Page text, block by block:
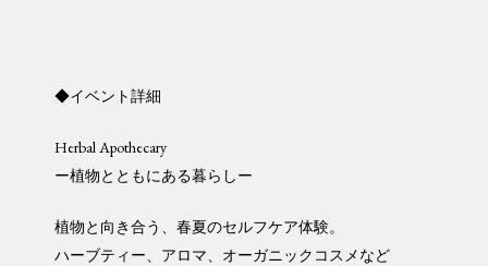
◆イベント詳細
Herbal Apothecary
ー植物とともにある暮らしー
植物と向き合う、春夏のセルフケア体験。
ハーブティー、アロマ、オーガニックコスメなど